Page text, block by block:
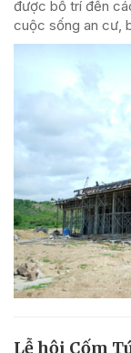
được bố trí đến
cuộc sống an cư,
Lễ hội Cốm